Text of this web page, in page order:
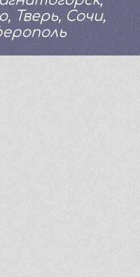
Тверь, Сочи,